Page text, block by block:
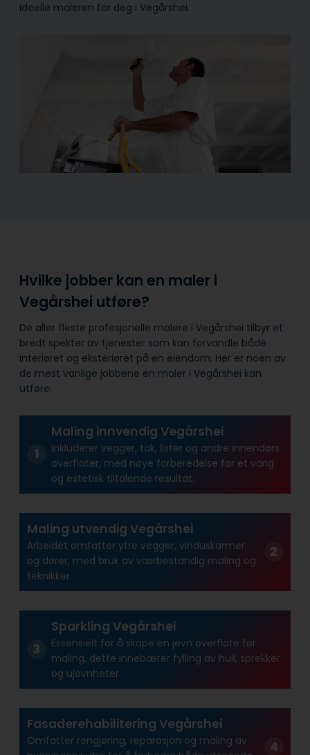
ideelle maleren for deg i Vegårshei.
Hvilke jobber kan en maler i
Vegårshei utføre?
De aller fleste profesjonelle malere i Vegårshei tilbyr et
bredt spekter av tjenester som kan forvandle både
interiøret og eksteriøret på en eiendom. Her er noen av
de mest vanlige jobbene en maler i Vegårshei kan
utføre:
Maling innvendig Vegårshei
Inkluderer vegger, tak, lister og andre innendørs
overflater, med nøye forberedelse for et varig
og estetisk tiltalende resultat.
Maling utvendig Vegårshei
Arbeidet omfatter ytre vegger, vinduskarmer
og dører, med bruk av værbestandig maling og
teknikker.
Sparkling Vegårshei
Essensielt for å skape en jevn overflate før
maling, dette innebærer fylling av hull, sprekker
og ujevnheter.
Fasaderehabilitering Vegårshei
Omfatter rengjøring, reparasjon og maling av